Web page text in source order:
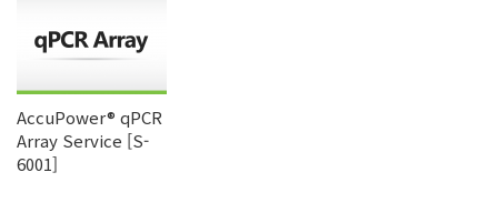
AccuPower® qPCR
Array Service [S-
6001]